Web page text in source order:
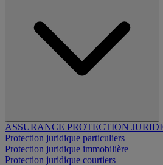
ASSURANCE PROTECTION
Protection juridique particuliers
Protection juridique immobilière
Protection juridique courtiers